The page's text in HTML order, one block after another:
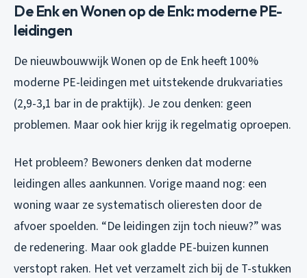
De Enk en Wonen op de Enk: moderne PE-
leidingen
De nieuwbouwwijk Wonen op de Enk heeft 100%
moderne PE-leidingen met uitstekende drukvariaties
(2,9-3,1 bar in de praktijk). Je zou denken: geen
problemen. Maar ook hier krijg ik regelmatig oproepen.
Het probleem? Bewoners denken dat moderne
leidingen alles aankunnen. Vorige maand nog: een
woning waar ze systematisch olieresten door de
afvoer spoelden. “De leidingen zijn toch nieuw?” was
de redenering. Maar ook gladde PE-buizen kunnen
verstopt raken. Het vet verzamelt zich bij de T-stukken